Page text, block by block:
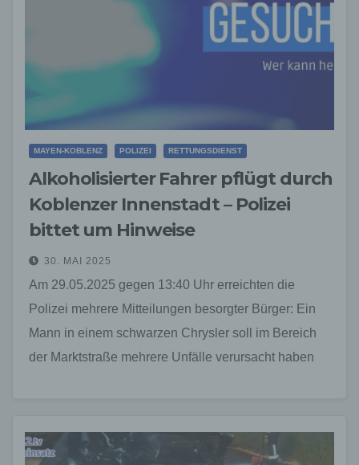
MAYEN-KOBLENZ POLIZEI RETTUNGSDIENST
Alkoholisierter Fahrer pflügt durch
Koblenzer Innenstadt – Polizei
bittet um Hinweise
30. MAI 2025
Am 29.05.2025 gegen 13:40 Uhr erreichten die
Polizei mehrere Mitteilungen besorgter Bürger: Ein
Mann in einem schwarzen Chrysler soll im Bereich
der Marktstraße mehrere Unfälle verursacht haben